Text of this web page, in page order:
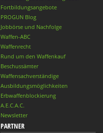
Fortbildungsangebote
PROGUN Blog
Jobbörse und Nachfolge
Waffen-ABC
Waffenrecht
Rund um den Waffenkauf
Beschussämter
Waffensachverständige
Ausbildungsmöglichkeiten
Erbwaffenblockierung
A.E.C.A.C.
Newsletter
PARTNER